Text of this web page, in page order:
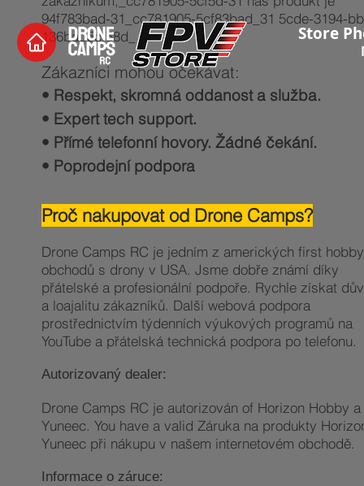
Store
94f783bad-31_cc781905-5cf83bad_31 5cde-3194-
136bad5cf58d_
Zákazníci mohou očekávat:
• Respekt, skromná oddanost a služba.
• Expert tech support.
• Přímé telefonní hovory. Žádné čekání.
• Poprodejní podpora
Proč nakupovat od Drone Camps?
Drone Camps RC je jedním z amerických first hobby
obchodů s drony v USA. Jsme dobře známí díky
přátelské a profesionální podpoře. Rychle získat
a loajalitu zákazníků. Další webová podpora
prostřednictvím týdenních výukových programů na
YouTube a přátelská technická podpora po telefonu.
Autorizovaný dealer:
Drone Camps RC je autorizován of Horizon Hobby a
Yuneec. You have a valid Záruka na produkty
Yuneec při nákupu v našem internetovém obchodě.
Informace o záruce: